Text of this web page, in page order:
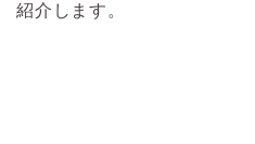
紹介します。